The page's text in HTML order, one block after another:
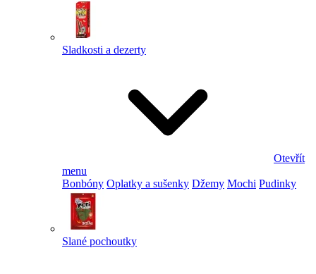
Sladkosti a dezerty
Otevřít
menu
Bonbóny Oplatky a sušenky Džemy Mochi Pudinky
Slané pochoutky